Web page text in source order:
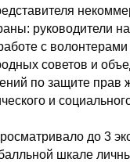
руководители
с
советов и
по защите прав
и
до 3
шкале